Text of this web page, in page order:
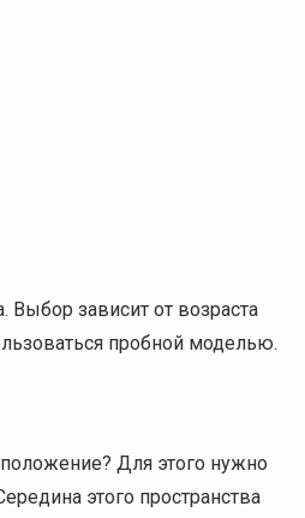
Выбор зависит от возраста
пробной моделью.
Для этого нужно
этого пространства